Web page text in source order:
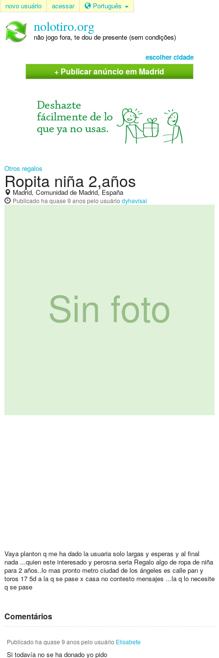
novo usuário acessar Português
nolotiro.org
não jogo fora, te dou de presente (sem condições)
escolher cidade
+ Publicar anúncio em Madrid
Otros regalos
Ropita niña 2,años
Madrid, Comunidad de Madrid, España
Publicado ha quase 9 anospelo usuário dyhavisai
Vaya planton q me ha dado la usuaria solo largas y esperas y al final
nada ...quien este interesado y perosna seria Regalo algo de ropa de niña
para 2 años..lo mas pronto metro ciudad de los ángeles es calle pan y
toros 17 5d a la q se pase x casa no contesto mensajes ...la q lo necesite
q se pase
Comentários
Publicado ha quase 9 anospelo usuário Elisabete
Si todavía no se ha donado yo pido